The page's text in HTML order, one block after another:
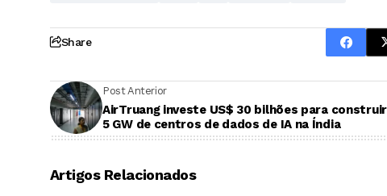
Share
Post Anterior
AirTruang investe US$ 30 bilhões para construir
5 GW de centros de dados de IA na Índia
Artigos Relacionados